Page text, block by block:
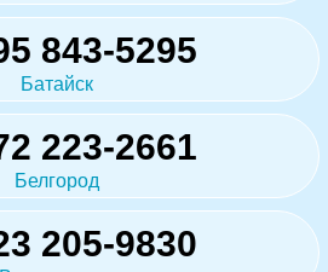
843-5295
Батайск
223-2661
Белгород
205-9830